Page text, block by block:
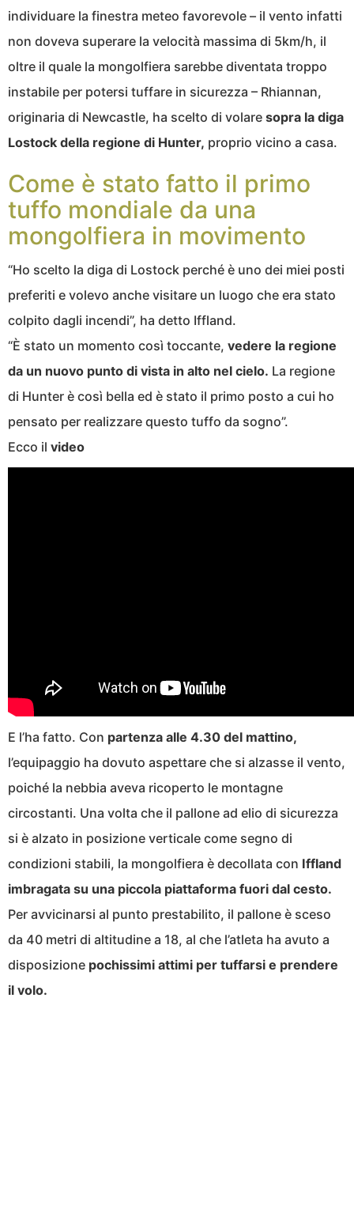
individuare la finestra meteo favorevole – il vento infatti
non doveva superare la velocità massima di 5km/h, il
oltre il quale la mongolfiera sarebbe diventata troppo
instabile per potersi tuffare in sicurezza – Rhiannan,
originaria di Newcastle, ha scelto di volare sopra la diga
Lostock della regione di Hunter, proprio vicino a casa.
Come è stato fatto il primo
tuffo mondiale da una
mongolfiera in movimento
“Ho scelto la diga di Lostock perché è uno dei miei posti
preferiti e volevo anche visitare un luogo che era stato
colpito dagli incendi”, ha detto Iffland.
“È stato un momento così toccante, vedere la regione
da un nuovo punto di vista in alto nel cielo. La regione
di Hunter è così bella ed è stato il primo posto a cui ho
pensato per realizzare questo tuffo da sogno”.
Ecco il video
E l’ha fatto. Con partenza alle 4.30 del mattino,
l’equipaggio ha dovuto aspettare che si alzasse il vento,
poiché la nebbia aveva ricoperto le montagne
circostanti. Una volta che il pallone ad elio di sicurezza
si è alzato in posizione verticale come segno di
condizioni stabili, la mongolfiera è decollata con Iffland
imbragata su una piccola piattaforma fuori dal cesto.
Per avvicinarsi al punto prestabilito, il pallone è sceso
da 40 metri di altitudine a 18, al che l’atleta ha avuto a
disposizione pochissimi attimi per tuffarsi e prendere
il volo.